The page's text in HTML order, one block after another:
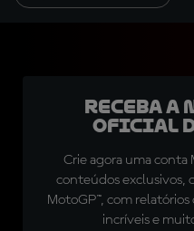
Receba
oficial
Crie agora uma conta
conteúdos exclusivos,
MotoGP™, com
incríveis e